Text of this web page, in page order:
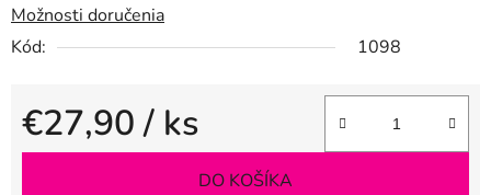
Možnosti doručenia
Kód:
1098
€27,90/ ks
Jednotková cena:
DO KOŠÍKA